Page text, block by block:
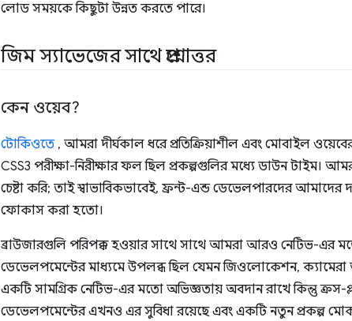
লোড সময়কে কিছুটা উন্নত করতে পারে।
জিম স্যাভেজের সাথে প্রশ্নোত্তর
কেন ওয়েব?
টোকিওতে , আমরা দীর্ঘকাল ধরে প্রতিক্রিয়াশীল এবং মোবাইল
CSS3 পরীক্ষা-নিরীক্ষার ফল ছিল প্রকল্পগুলির মধ্যে ডাউন টাইম।
চেষ্টা করি; তাই স্বাভাবিকভাবেই, ফ্রন্ট-এন্ড ডেভেলপারদের
ফোকাস করা হতো।
ব্রাউজারগুলি পরিপক্ক হওয়ার সাথে সাথে আমরা আরও নেটিভ-এর
ডেভেলপমেন্টের মাধ্যমে উপলব্ধ ছিল যেমন জিওলোকেশন, ক্যামেরা
একটি সামগ্রিক নেটিভ-এর মতো অভিজ্ঞতায় অবদান রাখে কিন্তু ক্রস-
ডেভেলপমেন্টের এখনও এর সুবিধা রয়েছে এবং একটি নতুন প্রকল্প